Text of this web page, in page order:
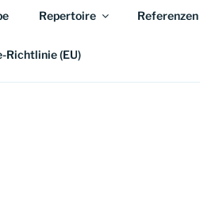
Repertoire Referenzen
Richtlinie (EU)